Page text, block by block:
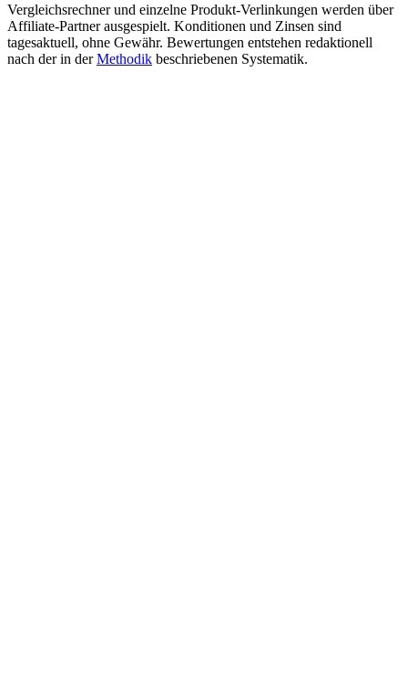
Vergleichsrechner und einzelne Produkt-Verlinkungen werden über
Affiliate-Partner ausgespielt. Konditionen und Zinsen sind
tagesaktuell, ohne Gewähr. Bewertungen entstehen redaktionell
nach der in derMethodik beschriebenen Systematik.